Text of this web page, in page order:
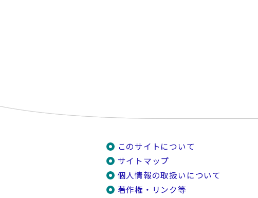
このサイトについて
サイトマップ
個人情報の取扱いについて
著作権・リンク等